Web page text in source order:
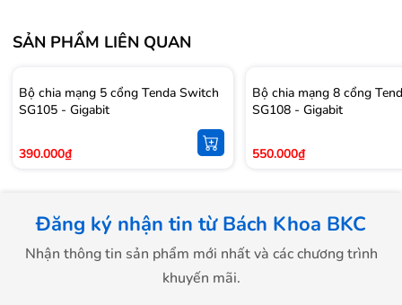
25 - 30 user. Bên cạnh đó router còn được trang bị tính năng bảo
khác nhau nhờ công nghệ MU-MIMO. Cơ chế hoạt động giả lập
mọi thiết bị đều có router dùng riêng, giúp tối ưu băng thông tới
các thiết bị, cho bạn có thể trải nghiệm kết nối với mạng ổn định.
SẢN PHẨM LIÊN QUAN
Bộ chia mạng 5 cổng Tenda Switch
SG105 - Gigabit
390.000₫
Bộ chia mạng 8 cổng
SG108 - Gigabit
550.000₫
Đăng ký nhận tin từ Bách Khoa BKC
Nhận thông tin sản phẩm mới nhất và các chương trình
khuyến mãi.